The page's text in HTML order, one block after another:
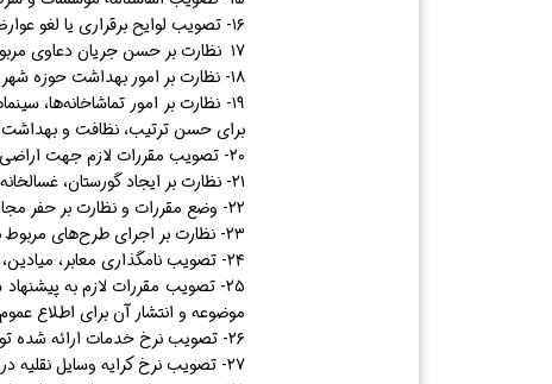
۱۶- تصویب لوایح برقراری یا لغو عوارض شهر و همچنین تغییر نوع و میزان آن با در نظرگرفتن سیاست عمومی دولت که از سوی وزارت کشور اعلام می‌شود.
۱۷ نظارت بر حسن جریان دعاوی مربوط به شهرداری.
۱۸- نظارت بر امور بهداشت حوزه شهر.
۱۹- نظارت بر امور
برای حسن ترتیب، نظافت و بهداشت
۲۰- تصویب مقررات لازم جهت اراضی غیر محصور شهری از نظر بهداشت و آسایش عمومی و عمران و زیبایی شهر.
۲۱- نظارت بر ایجاد گورستان، غسالخانه و تهیه وسایل حمل اموات مطابق با اصول بهداشت و توسعه شهر.
۲۲- وضع مقررات و نظارت بر حفر مجاری و مسیر‌های تأسیسات شهری.
۲۳- نظارت بر اجرای طرح‌های مربوط به ایجاد و توسعه معابر، خیابان‌ها، میادین و فضا‌های سبز و تأسیسات عمومی شهر بر طبق مقررات موضوعه.
۲۴- تصویب نامگذاری معابر، میادین، خیابان‌ها، کوچه و کوی در حوزه شهری و همچنین تغییر نام آن‌ها.
۲۵- تصویب مقررات لازم به
موضوعه و انتشار آن برای اطلاع
۲۶- تصویب نرخ خدمات ارائه شده توسط شهرداری و سازمان‌های وابسته بـه آن با رعایت آیین نامه مالی و معاملات شهرداری‌ها.
۲۷- تصویب نرخ کرایه وسایل نقلیه درون شهری.